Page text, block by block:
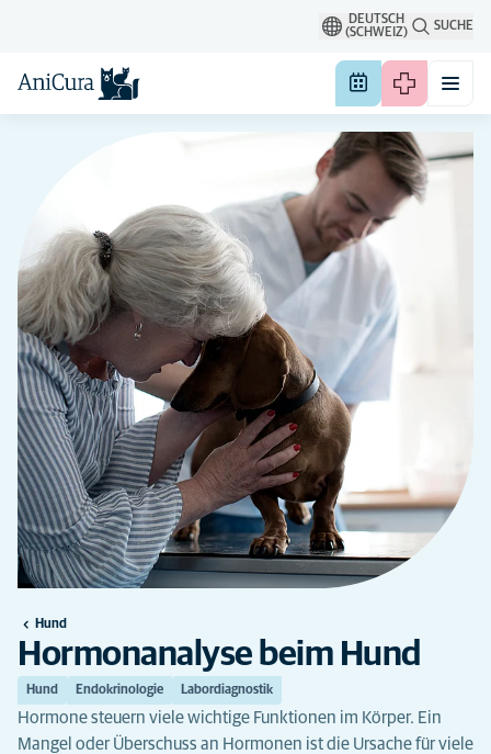
DEUTSCH
(SCHWEIZ)
SUCHE
Hund
Hormonanalyse beim Hund
Hund Endokrinologie Labordiagnostik
Hormone steuern viele wichtige Funktionen im Körper. Ein
Mangel oder Überschuss an Hormonen ist die Ursache für viele